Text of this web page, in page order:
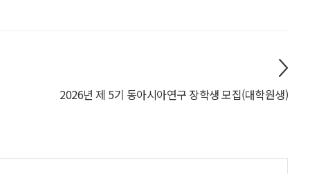
2026년 제 5기 동아시아연구 장학생 모집(대학원생)